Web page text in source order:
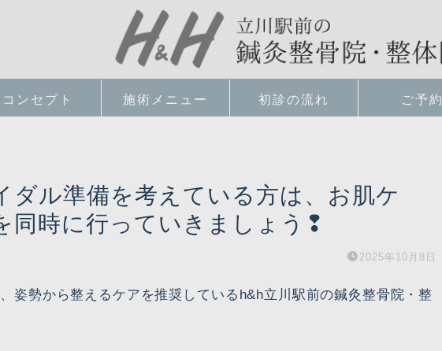
コンセプト 施術メニュー 初診の流れ ご予約
ダル準備を考えている方は、お肌ケ
同時に行っていきましょう❢
2025年10月8日
姿勢から整えるケアを推奨しているh&h立川駅前の鍼灸整骨院・整